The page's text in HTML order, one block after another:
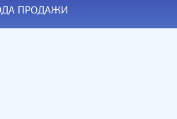
ПРОДАЖИ